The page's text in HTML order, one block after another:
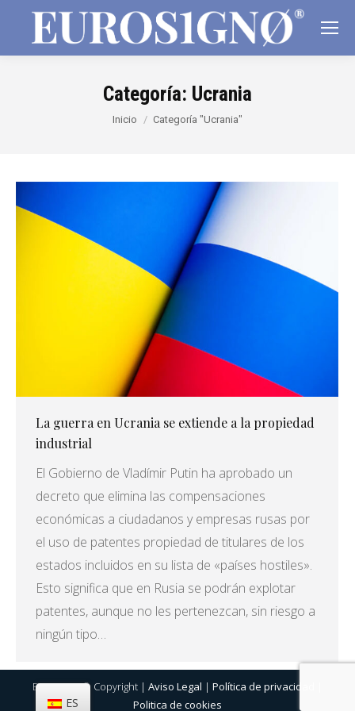
Categoría: Ucrania
Estás aquí:
Inicio Categoría "Ucrania"
La guerra en Ucrania se extiende a la propiedad
industrial
El Gobierno de Vladímir Putin ha aprobado un
decreto que elimina las compensaciones
económicas a ciudadanos y empresas rusas por
el uso de patentes propiedad de titulares de los
estados incluidos en su lista de «países hostiles».
Esto significa que en Rusia se podrán explotar
patentes, aunque no les pertenezcan, sin riesgo a
ningún tipo…
Eurosigno © Copyright | Aviso Legal | Política de privacidad
Politica de cookies
ES